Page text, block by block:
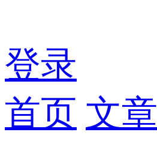
登录
首页 文章